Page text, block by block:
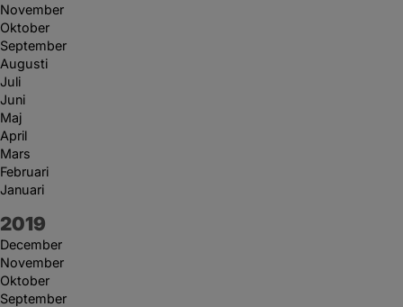
November
Oktober
September
Augusti
Juli
Juni
Maj
April
Mars
Februari
Januari
År:
2019
December
November
Oktober
September